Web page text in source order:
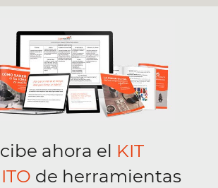
ahora el KIT
de herramientas